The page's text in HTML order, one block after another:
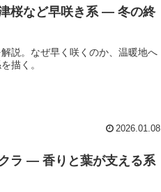
桜など早咲き系 ― 冬の終
説。なぜ早く咲くのか、温暖地へ
描く。
2026.01.08
ラ ― 香りと葉が支える系